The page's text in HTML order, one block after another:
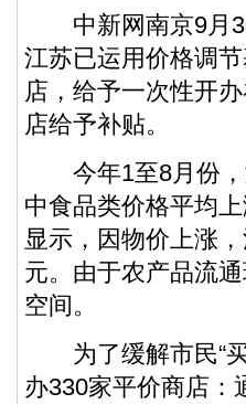
中新网南京9月30
江苏已运用价格调
店，给予一次性开
店给予补贴。
今年1至8月份，
中食品类价格平均
显示，因物价上涨
元。由于农产品流
空间。
为了缓解市民“买
办330家平价商店：